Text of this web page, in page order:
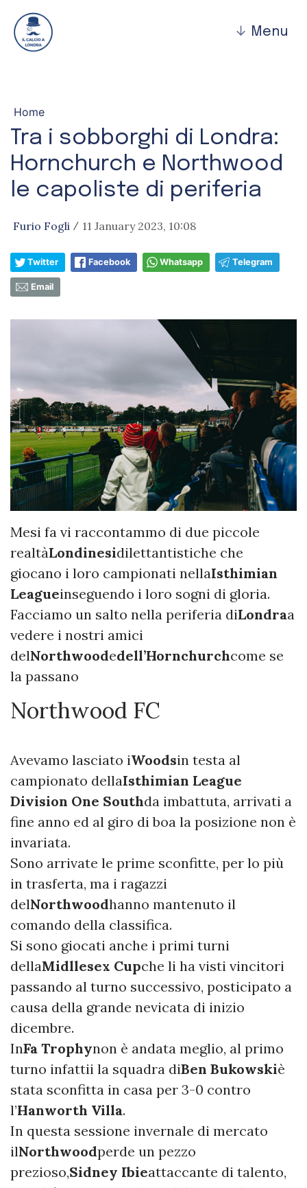
↓ Menu
Home
Tra i sobborghi di Londra:
Hornchurch e Northwood
le capoliste di periferia
Furio Fogli / 11 January 2023, 10:08
Twitter Facebook Whatsapp Telegram
Email
Mesi fa vi raccontammo di due piccole
realtàLondinesidilettantistiche che
giocano i loro campionati nellaIsthimian
Leagueinseguendo i loro sogni di gloria.
Facciamo un salto nella periferia diLondraa
vedere i nostri amici
delNorthwoodedell’Hornchurchcome se
la passano
Northwood FC
Avevamo lasciato iWoodsin testa al
campionato dellaIsthimian League
Division One Southda imbattuta, arrivati a
fine anno ed al giro di boa la posizione non è
invariata.
Sono arrivate le prime sconfitte, per lo più
in trasferta, ma i ragazzi
delNorthwoodhanno mantenuto il
comando della classifica.
Si sono giocati anche i primi turni
dellaMidllesex Cupche li ha visti vincitori
passando al turno successivo, posticipato a
causa della grande nevicata di inizio
dicembre.
InFa Trophynon è andata meglio, al primo
turno infattii la squadra diBen Bukowskiè
stata sconfitta in casa per 3-0 contro
l’Hanworth Villa.
In questa sessione invernale di mercato
ilNorthwoodperde un pezzo
prezioso,Sidney Ibieattaccante di talento,